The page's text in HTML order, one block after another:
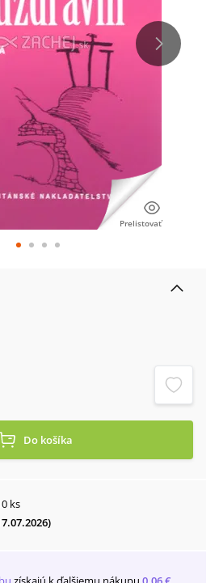
Prelistovať
Do košíka
ks